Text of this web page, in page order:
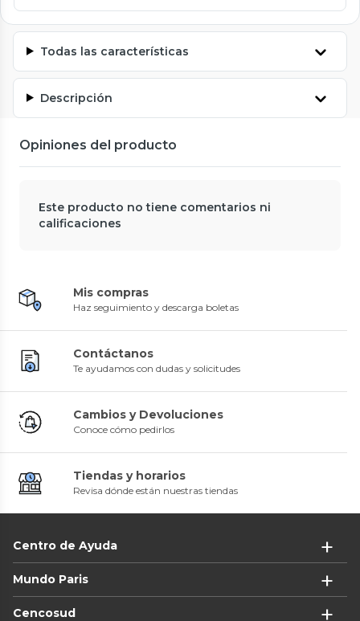
Todas las características
Descripción
Opiniones del producto
Este producto no tiene comentarios ni
calificaciones
Mis compras
Haz seguimiento y descarga boletas
Contáctanos
Te ayudamos con dudas y solicitudes
Cambios y Devoluciones
Conoce cómo pedirlos
Tiendas y horarios
Revisa dónde están nuestras tiendas
Centro de Ayuda
Mundo Paris
Cencosud